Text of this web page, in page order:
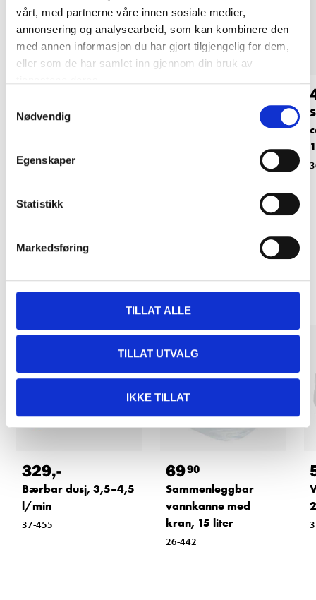
vårt, med partnerne våre innen sosiale medier,
annonsering og analysearbeid, som kan kombinere den
med annen informasjon du har gjort tilgjengelig for dem,
eller som de har samlet inn gjennom din bruk av
Nødvendig
Egenskaper
Statistikk
Markedsføring
TILLAT ALLE
TILLAT UTVALG
IKKE TILLAT
Vanndunk, 20 liter
Vanntank med hjul,
329,-
Bærbar dusj, 3,5–4,5
l/min
37-455
6990
Sammenleggbar
vannkanne med
kran, 15 liter
26-442